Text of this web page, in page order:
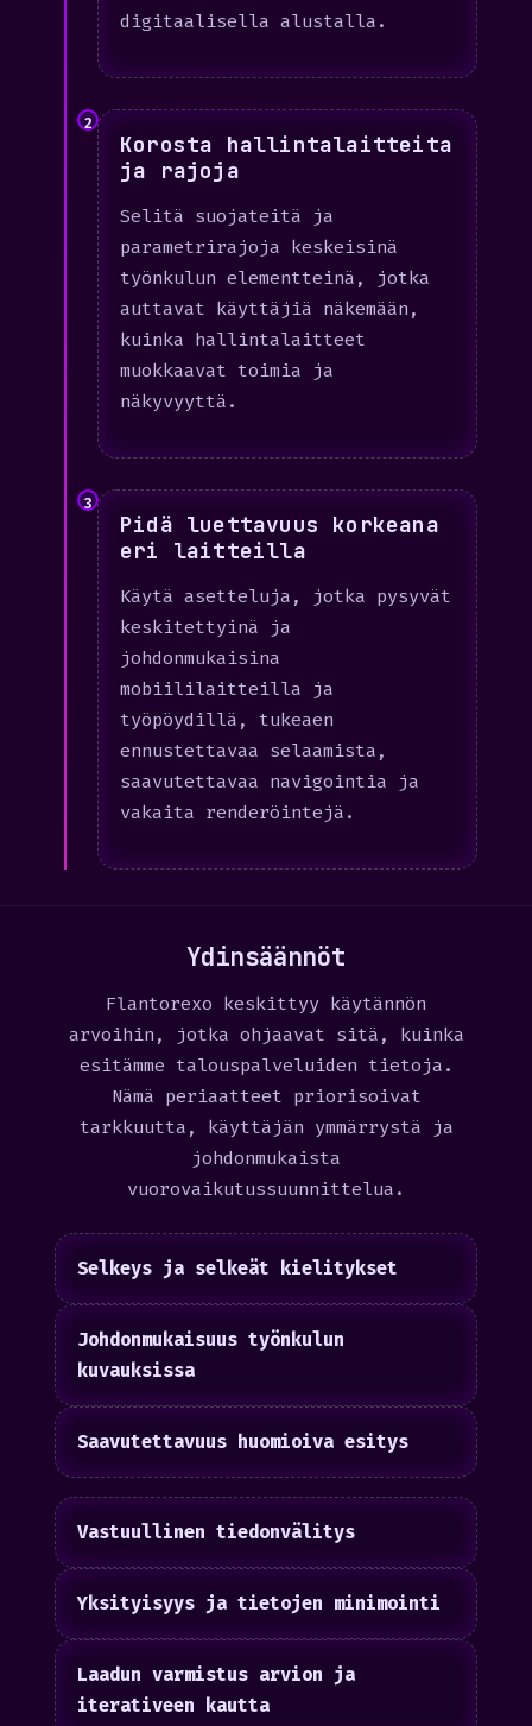
digitaalisella alustalla.
2
Korosta hallintalaitteita
ja rajoja
Selitä suojateitä ja
parametrirajoja keskeisinä
työnkulun elementteinä, jotka
auttavat käyttäjiä näkemään,
kuinka hallintalaitteet
muokkaavat toimia ja
näkyvyyttä.
3
Pidä luettavuus korkeana
eri laitteilla
Käytä asetteluja, jotka pysyvät
keskitettyinä ja
johdonmukaisina
mobiililaitteilla ja
työpöydillä, tukeaen
ennustettavaa selaamista,
saavutettavaa navigointia ja
vakaita renderöintejä.
Ydinsäännöt
Flantorexo keskittyy käytännön
arvoihin, jotka ohjaavat sitä, kuinka
esitämme talouspalveluiden tietoja.
Nämä periaatteet priorisoivat
tarkkuutta, käyttäjän ymmärrystä ja
johdonmukaista
vuorovaikutussuunnittelua.
Selkeys ja selkeät kielitykset
Johdonmukaisuus työnkulun
kuvauksissa
Saavutettavuus huomioiva esitys
Vastuullinen tiedonvälitys
Yksityisyys ja tietojen minimointi
Laadun varmistus arvion ja
iterativeen kautta